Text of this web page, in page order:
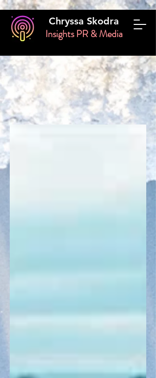
Chryssa Skodra
Insights PR & Media